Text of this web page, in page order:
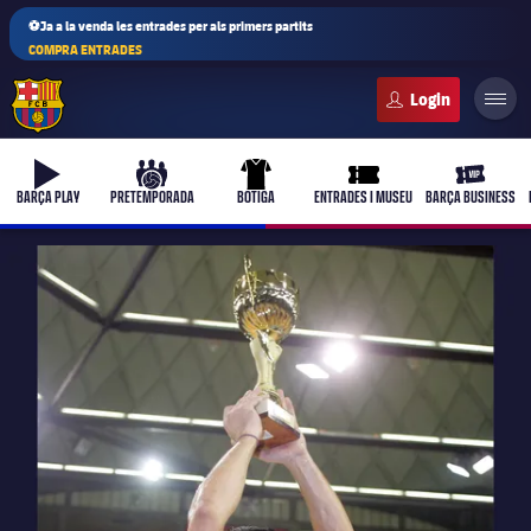
⚽Ja a la venda les entrades per als primers partits
COMPRA ENTRADES
b-play
BARÇA PLAY
culers-ball
PRETEMPORADA
uniform
BOTIGA
ticket-full
ENTRADES I MUSEU
ticket-
BARÇA BUSINESS
PLUSICON
MÉS
Femení
plusicon
més
Actualitat
Barça Atlètic
plusicon
més